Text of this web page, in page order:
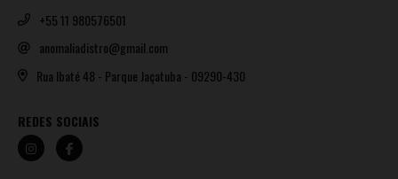
+55 11 980576501
anomaliadistro@gmail.com
Rua Ibaté 48 - Parque Jaçatuba - 09290-430
REDES SOCIAIS